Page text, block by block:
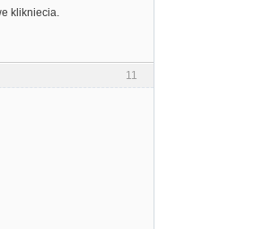
klikniecia.
11